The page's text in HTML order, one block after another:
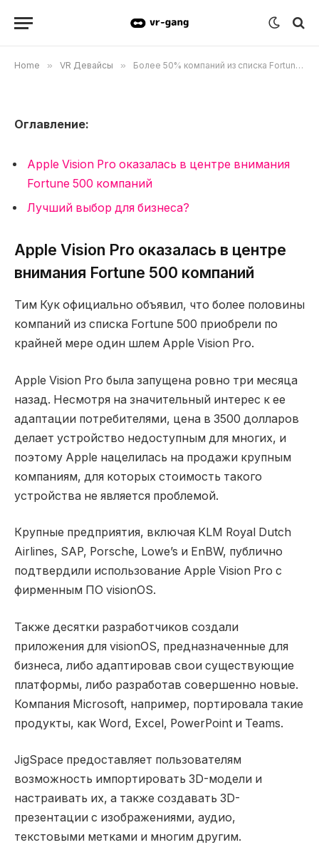
Home » VR Девайсы » Более 50% компаний из списка Fortune 500 приобрели как минимум один Apple Vision Pro.
один Apple Vision Pro.
Оглавление:
Apple Vision Pro оказалась в центре внимания
Fortune 500 компаний
Лучший выбор для бизнеса?
Apple Vision Pro оказалась в центре
внимания Fortune 500 компаний
Тим Кук официально объявил, что более половины
компаний из списка Fortune 500 приобрели по
крайней мере один шлем Apple Vision Pro.
Apple Vision Pro была запущена ровно три месяца
назад. Несмотря на значительный интерес к ее
адаптации потребителями, цена в 3500 долларов
делает устройство недоступным для многих, и
поэтому Apple нацелилась на продажи крупным
компаниям, для которых стоимость такого
устройства не является проблемой.
Крупные предприятия, включая KLM Royal Dutch
Airlines, SAP, Porsche, Lowe’s и EnBW, публично
подтвердили использование Apple Vision Pro с
фирменным ПО visionOS.
Также десятки разработчиков создали
приложения для visionOS, предназначенные для
бизнеса, либо адаптировав свои существующие
платформы, либо разработав совершенно новые.
Компания Microsoft, например, портировала такие
продукты, как Word, Excel, PowerPoint и Teams.
JigSpace предоставляет пользователям
возможность импортировать 3D-модели и
настраивать их, а также создавать 3D-
презентации с изображениями, аудио,
текстовыми метками и многим другим.